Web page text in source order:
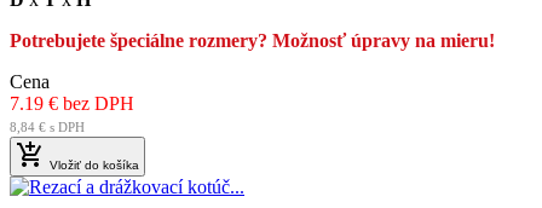
Potrebujete špeciálne rozmery? Možnosť úpravy na mieru!
Cena
7.19 € bez DPH
8,84 € s DPH
 Vložiť do košíka